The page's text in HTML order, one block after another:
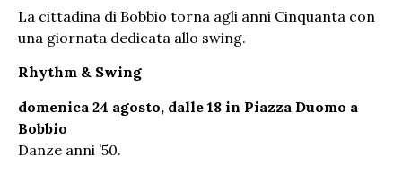
La cittadina di Bobbio torna agli anni Cinquanta con
una giornata dedicata allo swing.
Rhythm & Swing
domenica 24 agosto, dalle 18 in Piazza Duomo a
Bobbio
Danze anni ’50.